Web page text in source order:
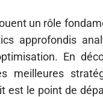
un rôle
approfondis
En
meilleures
est le point de